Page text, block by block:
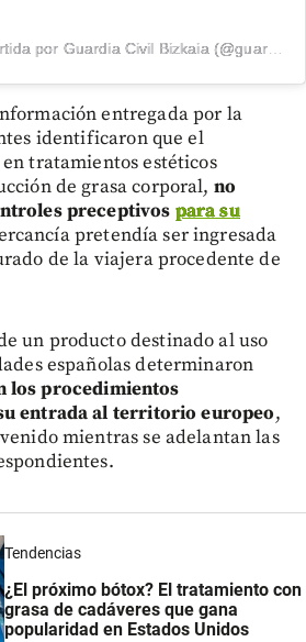
Una publicación compartida por Guardia Civil Bizkaia (@guardiacivilbizkaia)
entregada por la
identificaron que el
tratamientos estéticos
de grasa corporal, no
preceptivos para su
pretendía ser ingresada
de la viajera procedente de
un producto destinado al uso
españolas determinaron
los procedimientos
entrada al territorio europeo,
mientras se adelantan las
Tendencias
¿El próximo bótox? El tratamiento con
grasa de cadáveres que gana
popularidad en Estados Unidos